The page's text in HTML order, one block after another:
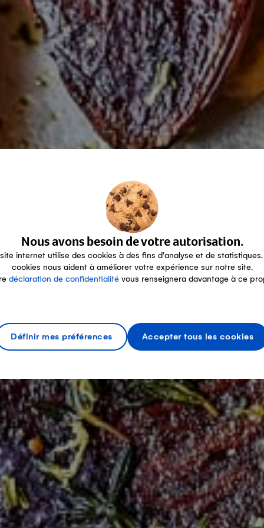
Nous avons besoin de votre autorisation.
internet utilise des cookies à des fins d'analyse et de statistiques.
cookies nous aident à améliorer votre expérience sur notre site.
déclaration de confidentialité vous renseignera davantage à ce
Définir mes préférences Accepter tous les cookies